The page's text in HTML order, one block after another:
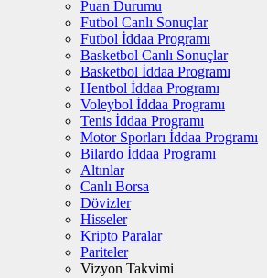
Puan Durumu
Futbol Canlı Sonuçlar
Futbol İddaa Programı
Basketbol Canlı Sonuçlar
Basketbol İddaa Programı
Hentbol İddaa Programı
Voleybol İddaa Programı
Tenis İddaa Programı
Motor Sporları İddaa Programı
Bilardo İddaa Programı
Altınlar
Canlı Borsa
Dövizler
Hisseler
Kripto Paralar
Pariteler
Vizyon Takvimi